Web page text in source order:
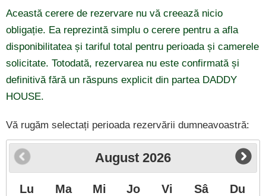
Această cerere de rezervare nu vă creează nicio
obligație. Ea reprezintă simplu o cerere pentru a afla
disponibilitatea și tariful total pentru perioada și camerele
solicitate. Totodată, rezervarea nu este confirmată și
definitivă fără un răspuns explicit din partea DADDY
HOUSE.
Vă rugăm selectați perioada rezervării dumneavoastră:
August 2026
Lu Ma Mi Jo Vi Sâ Du